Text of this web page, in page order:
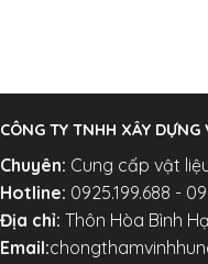
CÔNG TY TNHH XÂY
Chuyên: Cung cấp vật
Hotline: 0925.199.688 -
Địa chỉ: Thôn Hòa Bình
Email: